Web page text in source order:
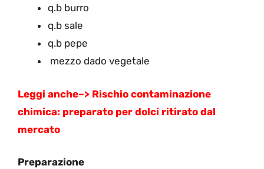
q.b burro
q.b sale
q.b pepe
mezzo dado vegetale
Leggi anche–> Rischio contaminazione
chimica: preparato per dolci ritirato dal
mercato
Preparazione